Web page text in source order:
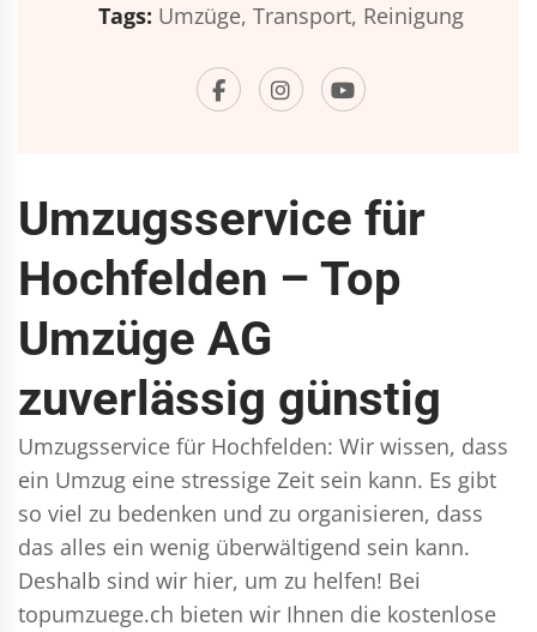
Tags: Umzüge, Transport, Reinigung
Umzugsservice für
Hochfelden – Top
Umzüge AG
zuverlässig günstig
Umzugsservice für Hochfelden: Wir wissen, dass
ein Umzug eine stressige Zeit sein kann. Es gibt
so viel zu bedenken und zu organisieren, dass
das alles ein wenig überwältigend sein kann.
Deshalb sind wir hier, um zu helfen! Bei
topumzuege.ch bieten wir Ihnen die kostenlose